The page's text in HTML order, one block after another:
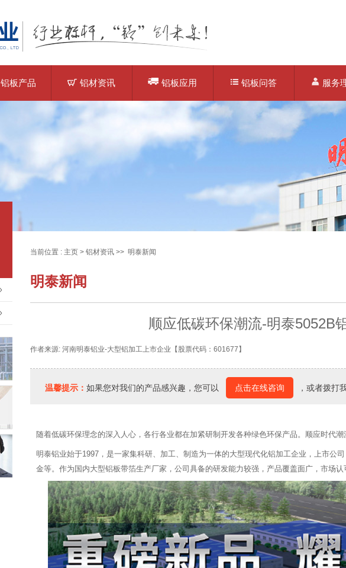
铝板产品 铝材资讯 铝板应用 铝板问答 服务
当前位置 : 主页 > 铝材资讯 >> 明泰新闻
明泰新闻
顺应低碳环保潮流-明泰5052B
作者来源: 河南明泰铝业-大型铝加工上市企业【股票代码：601677】
温馨提示： 如果您对我们的产品感兴趣，您可以 点击在线咨询 ，或者拨打
随着低碳环保理念的深入人心，各行各业都在加紧研制开发各种绿色环保产品。顺应时代
明泰铝业始于1997，是一家集科研、加工、制造为一体的大型现代化铝加工企业，上市公
金等。作为国内大型铝板带箔生产厂家，公司具备的研发能力较强，产品覆盖面广，市场认